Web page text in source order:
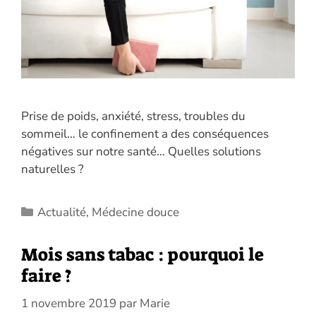
Prise de poids, anxiété, stress, troubles du
sommeil… le confinement a des conséquences
négatives sur notre santé… Quelles solutions
naturelles ?
Catégories
Actualité, Médecine douce
Mois sans tabac : pourquoi le
faire ?
1 novembre 2019 par Marie